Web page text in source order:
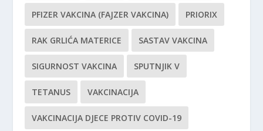
PFIZER VAKCINA (FAJZER VAKCINA) PRIORIX
RAK GRLIĆA MATERICE SASTAV VAKCINA
SIGURNOST VAKCINA SPUTNJIK V
TETANUS VAKCINACIJA
VAKCINACIJA DJECE PROTIV COVID-19